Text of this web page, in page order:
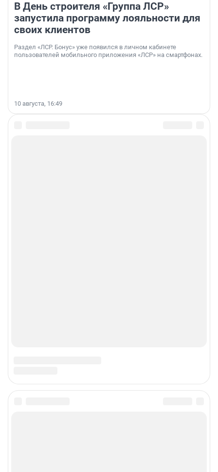
В День строителя «Группа ЛСР»
запустила программу лояльности для
своих клиентов
Раздел «ЛСР. Бонус» уже появился в личном кабинете
пользователей мобильного приложения «ЛСР» на смартфонах.
10 августа, 16:49